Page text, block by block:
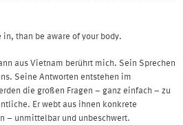
in, than be aware of your body.
aus Vietnam berührt mich. Sein Sprechen
Seine Antworten entstehen im
die großen Fragen – ganz einfach – zu
Er webt aus ihnen konkrete
– unmittelbar und unbeschwert.